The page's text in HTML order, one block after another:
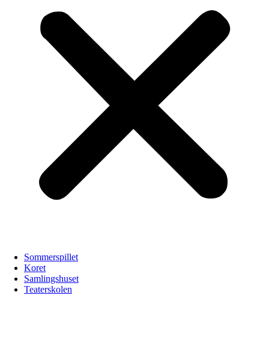
Sommerspillet
Koret
Samlingshuset
Teaterskolen